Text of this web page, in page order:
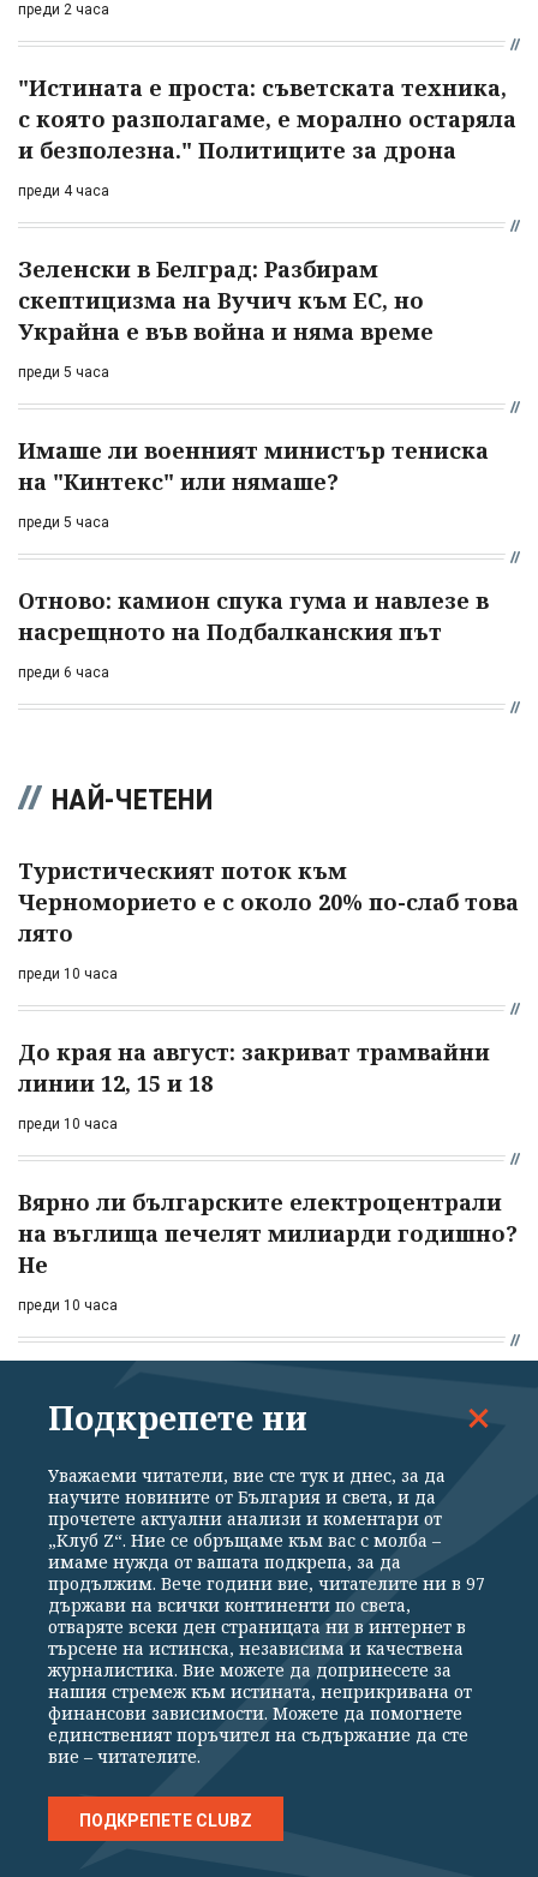
преди 2 часа
"Истината е проста: съветската техника,
с която разполагаме, е морално остаряла
и безполезна." Политиците за дрона
преди 4 часа
Зеленски в Белград: Разбирам
скептицизма на Вучич към ЕС, но
Украйна е във война и няма време
преди 5 часа
Имаше ли военният министър тениска
на "Кинтекс" или нямаше?
преди 5 часа
Отново: камион спука гума и навлезе в
насрещното на Подбалканския път
преди 6 часа
НАЙ-ЧЕТЕНИ
Туристическият поток към
Черноморието е с около 20% по-слаб това
лято
преди 10 часа
До края на август: закриват трамвайни
линии 12, 15 и 18
преди 10 часа
Вярно ли българските електроцентрали
на въглища печелят милиарди годишно?
Не
преди 10 часа
в българското въздушно пространство
Имаше ли военният министър тениска
на "Кинтекс" или нямаше?
преди 5 часа
Руските гимнастички - без знаме и химн
на Световното във Франкфурт
преди 8 часа
Подкрепете ни
Уважаеми читатели, вие сте тук и днес, за да
научите новините от България и света, и да
прочетете актуални анализи и коментари от
„Клуб Z“. Ние се обръщаме към вас с молба –
имаме нужда от вашата подкрепа, за да
продължим. Вече години вие, читателите ни в 97
държави на всички континенти по света,
отваряте всеки ден страницата ни в интернет в
търсене на истинска, независима и качествена
журналистика. Вие можете да допринесете за
нашия стремеж към истината, неприкривана от
финансови зависимости. Можете да помогнете
единственият поръчител на съдържание да сте
вие – читателите.
ПОДКРЕПЕТЕ CLUBZ